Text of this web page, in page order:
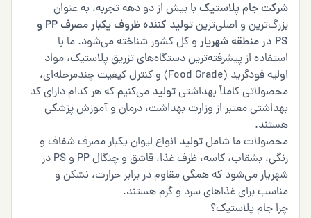
جام پلاستیکبا بیش از دو دهه تجربه، به عنوان
و اصلی‌ترین
تولید کننده ظروف یکبار مصرف PP و
و کل کشور شناخته می‌شود. ما با
از پیشرفته‌ترین دستگاه‌های تزریق پلاستیک، مواد
اولیه فودگرید (Food Grade) و کنترل کیفیت چندمرحله‌ای،
کاملاً بهداشتیتولیدمی‌کنیم که هر کدام دارای کد
معتبر از وزارت بهداشت، درمان و آموزش پزشکی
ما شاملتولیدانواع لیوان یکبار مصرف شفاف و
رنگی، بشقاب، کاسه، ظرف غذا، قاشق و چنگال PP و PS در
می‌شود که همگی مقاوم در برابر حرارت، نشکن و
برای غذاهای سرد و گرم هستند.
جام پلاستیک؟